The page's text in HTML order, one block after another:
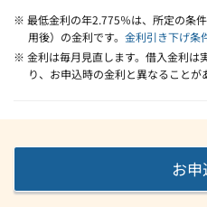
※ 最低金利の年2.775％は、所定の条
用後）の金利です。 金利引き下げ条
※ 金利は毎月見直します。借入金利は
り、お申込時の金利と異なることが
お申